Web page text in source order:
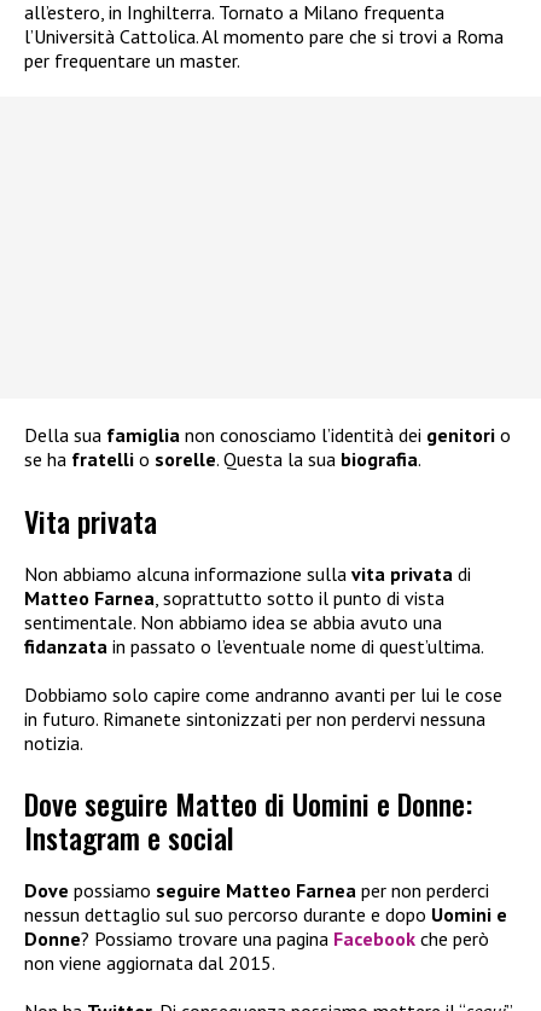
all’estero, in Inghilterra. Tornato a Milano frequenta
l’Università Cattolica. Al momento pare che si trovi a Roma
per frequentare un master.
Della sua famiglia non conosciamo l’identità dei genitori o
se ha fratelli o sorelle. Questa la sua biografia.
Vita privata
Non abbiamo alcuna informazione sulla vita privata di
Matteo Farnea , soprattutto sotto il punto di vista
sentimentale. Non abbiamo idea se abbia avuto una
fidanzata in passato o l’eventuale nome di quest’ultima.
Dobbiamo solo capire come andranno avanti per lui le cose
in futuro. Rimanete sintonizzati per non perdervi nessuna
notizia.
Dove seguire Matteo di Uomini e Donne:
Instagram e social
Dove possiamo seguire Matteo Farnea per non perderci
nessun dettaglio sul suo percorso durante e dopo Uomini e
Donne? Possiamo trovare una pagina Facebook che però
non viene aggiornata dal 2015.